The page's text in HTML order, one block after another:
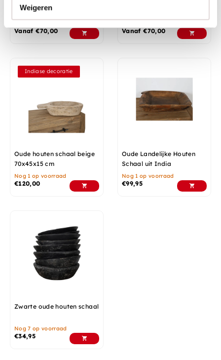
Weigeren
Vanaf€70,00 Vanaf€70,00
Indiase decoratie
Oude houten schaal beige
70x45x15 cm
Nog 1 op voorraad
€120,00
Oude Landelijke Houten
Schaal uit India
Nog 1 op voorraad
€99,95
Zwarte oude houten schaal
Nog 7 op voorraad
€34,95